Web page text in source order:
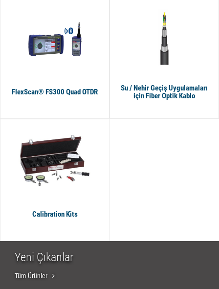
FlexScan® FS300 Quad OTDR
Su / Nehir Geçiş Uygulamaları
için Fiber Optik Kablo
Calibration Kits
Yeni Çıkanlar
Tüm Ürünler